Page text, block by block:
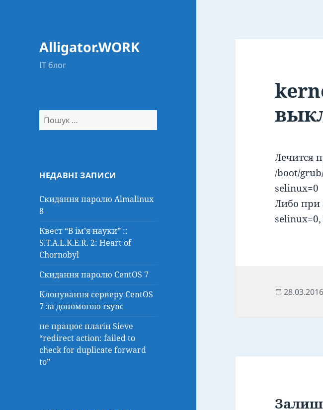
Alligator.WORK
IT блог
Пошук:
НЕДАВНІ ЗАПИСИ
Скидання паролю Almalinux
8
Квест “В ім’я науки” ::
S.T.A.L.K.E.R. 2: Heart of
Chornobyl
Скидання паролю CentOS 7
Клонування серверу CentOS
7 за допомогою rsync
не працює плагін Sieve
“redirect action: failed to
check for duplicate forward
to”
Лечится
/boot/
selinux=0
Либо при
28.03.2016